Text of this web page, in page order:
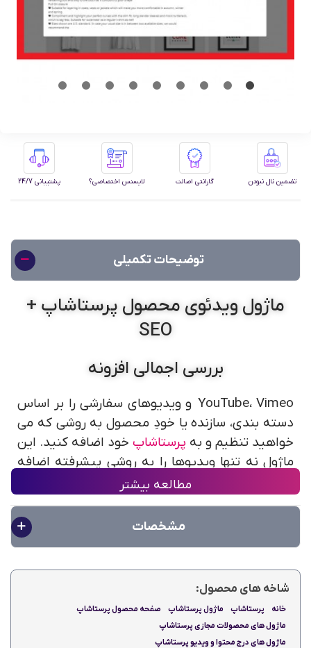
تضمین نال نبودن گارانتی اصالت لایسنس اختصاصی؟ پشتیبانی 24/7
توضیحات تکمیلی
ماژول ویدئوی محصول پرستاشاپ +
SEO
بررسی اجمالی افزونه
YouTube، Vimeo و ویدیوهای سفارشی را بر اساس
دسته بندی، سازنده یا خودِ محصول به روشی که می
خواهید تنظیم و به پرستاشاپ خود اضافه کنید. این
ماژول نه تنها ویدیوها را به روشی پیشرفته اضافه
می کند بلکه سئوی وب سایت شما را نیز به نحوی
چشمگیر بهبود می بخشد. این افزونه یکی از بهترین
ماژول های درج محتوا و ویدیو پرستاشاپ
نیوزپاور
کاری که این ماژول برای شما انجام می
مطالعه بیشتر
مشخصات
شاخه های محصول:
خانه پرستاشاپ ماژول پرستاشاپ
صفحه محصول پرستاشاپ
ماژول های محصولات مجازی پرستاشاپ
ماژول های درج محتوا و ویدیو پرستاشاپ